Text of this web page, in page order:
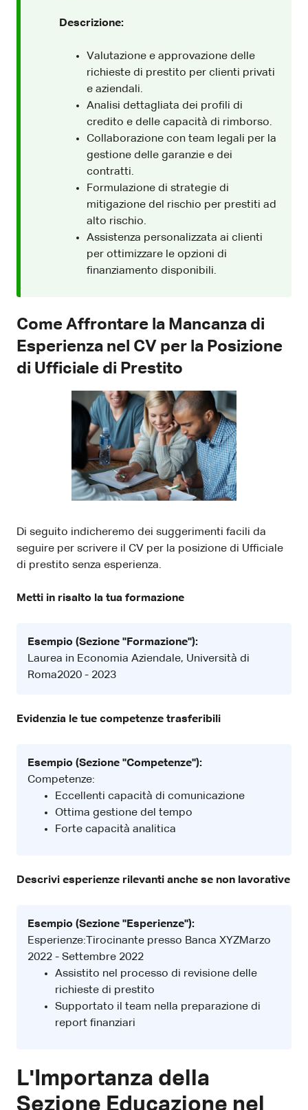
Descrizione:
Valutazione e approvazione delle
richieste di prestito per clienti privati
e aziendali.
Analisi dettagliata dei profili di
credito e delle capacità di rimborso.
Collaborazione con team legali per la
gestione delle garanzie e dei
contratti.
Formulazione di strategie di
mitigazione del rischio per prestiti ad
alto rischio.
Assistenza personalizzata ai clienti
per ottimizzare le opzioni di
finanziamento disponibili.
Come Affrontare la Mancanza di
Esperienza nel CV per la Posizione
di Ufficiale di Prestito
Di seguito indicheremo dei suggerimenti facili da
seguire per scrivere il CV per la posizione di Ufficiale
di prestito senza esperienza.
Metti in risalto la tua formazione
Esempio (Sezione "Formazione"):
Laurea in Economia Aziendale, Università di
Roma2020 - 2023
Evidenzia le tue competenze trasferibili
Esempio (Sezione "Competenze"):
Competenze:
Eccellenti capacità di comunicazione
Ottima gestione del tempo
Forte capacità analitica
Descrivi esperienze rilevanti anche se non lavorative
Esempio (Sezione "Esperienze"):
Esperienze:Tirocinante presso Banca XYZMarzo
2022 - Settembre 2022
Assistito nel processo di revisione delle
richieste di prestito
Supportato il team nella preparazione di
report finanziari
L'Importanza della
Sezione Educazione nel